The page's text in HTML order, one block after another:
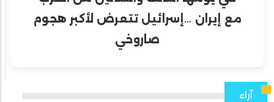
مع إيران …إسرائيل تتعرض لأكبر هجوم
صاروخي
آراء